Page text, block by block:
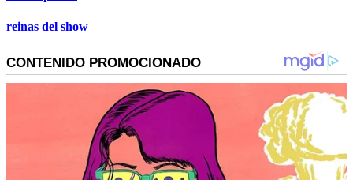
reinas del show